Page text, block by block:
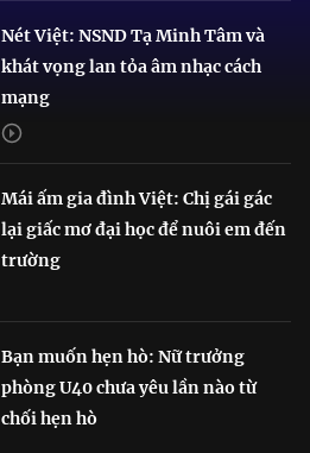
Nét Việt: NSND Tạ Minh Tâm và
khát vọng lan tỏa âm nhạc cách
mạng
Mái ấm gia đình Việt: Chị gái gác
lại giấc mơ đại học để nuôi em đến
trường
Bạn muốn hẹn hò: Nữ trưởng
phòng U40 chưa yêu lần nào từ
chối hẹn hò